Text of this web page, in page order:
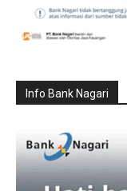
Info Bank Nagari